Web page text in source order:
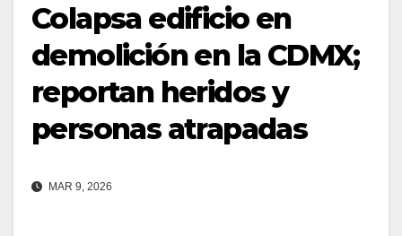
Colapsa edificio en
demolición en la CDMX;
reportan heridos y
personas atrapadas
MAR 9, 2026